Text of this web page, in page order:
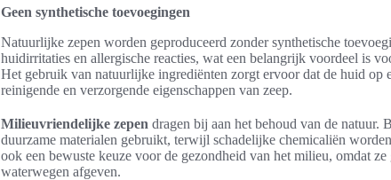
Geen synthetische toevoegingen
Natuurlijke zepen worden geproduceerd zonder synthetische
huidirritaties en allergische reacties, wat een belangrijk voordeel is
Het gebruik van natuurlijke ingrediënten zorgt ervoor dat de huid op
reinigende en verzorgende eigenschappen van zeep.
Milieuvriendelijke zepen dragen bij aan het behoud van de natuur.
duurzame materialen gebruikt, terwijl schadelijke chemicaliën
ook een bewuste keuze voor de gezondheid van het milieu, omdat
waterwegen afgeven.